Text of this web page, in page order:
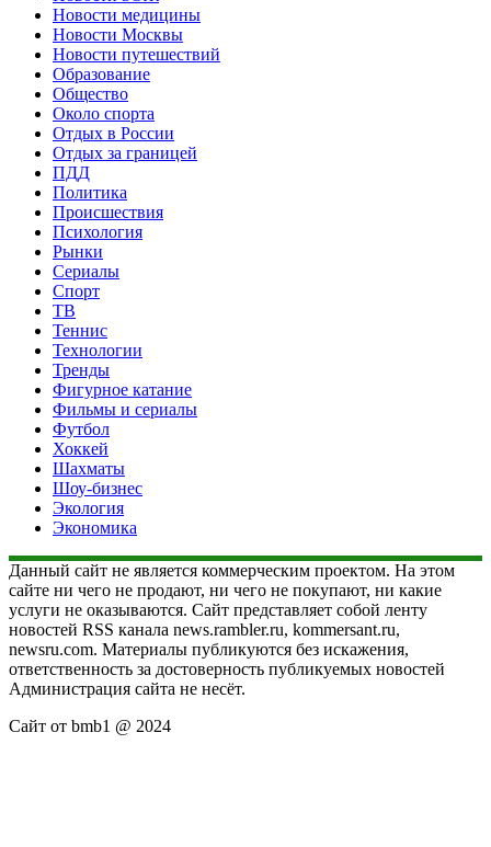
Новости медицины
Новости Москвы
Новости путешествий
Образование
Общество
Около спорта
Отдых в России
Отдых за границей
ПДД
Политика
Происшествия
Психология
Рынки
Сериалы
Спорт
ТВ
Теннис
Технологии
Тренды
Фигурное катание
Фильмы и сериалы
Футбол
Хоккей
Шахматы
Шоу-бизнес
Экология
Экономика
Данный сайт не является коммерческим проектом. На этом
сайте ни чего не продают, ни чего не покупают, ни какие
услуги не оказываются. Сайт представляет собой ленту
новостей RSS канала news.rambler.ru, kommersant.ru,
newsru.com. Материалы публикуются без искажения,
ответственность за достоверность публикуемых новостей
Администрация сайта не несёт.
Сайт от bmb1 @ 2024